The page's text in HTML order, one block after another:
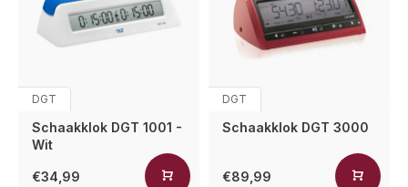
DGT
Schaakklok DGT 1001 -
Wit
€34,99
DGT
Schaakklok DGT 3000
€89,99